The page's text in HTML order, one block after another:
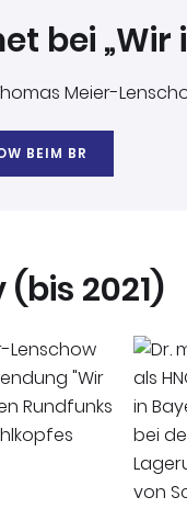
bei „Wir
Meier-
BEIM BR
2021)